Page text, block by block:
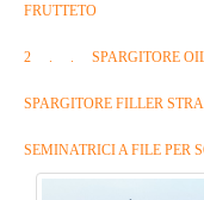
FRUTTETO
2 . . SPARGITORE
SPARGITORE FILLER
SEMINATRICI A FILE PER